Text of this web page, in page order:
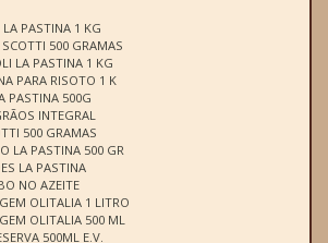
PASTINA 1 KG
500 GRAMAS
LA PASTINA 1 KG
PARA RISOTO 1 K
PASTINA 500G
INTEGRAL
500 GRAMAS
LA PASTINA 500 GR
LA PASTINA
NO AZEITE
OLITALIA 1 LITRO
OLITALIA 500 ML
500ML E.V.